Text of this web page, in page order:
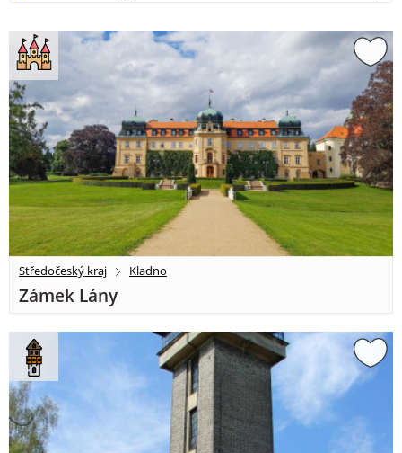
Středočeský kraj Kladno
Zámek Lány